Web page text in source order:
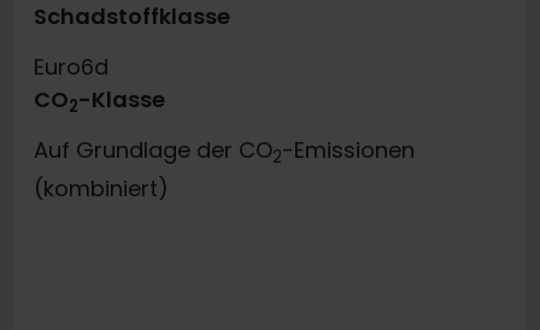
Schadstoffklasse
Euro6d
CO2-Klasse
Auf Grundlage der CO2-Emissionen
(kombiniert)